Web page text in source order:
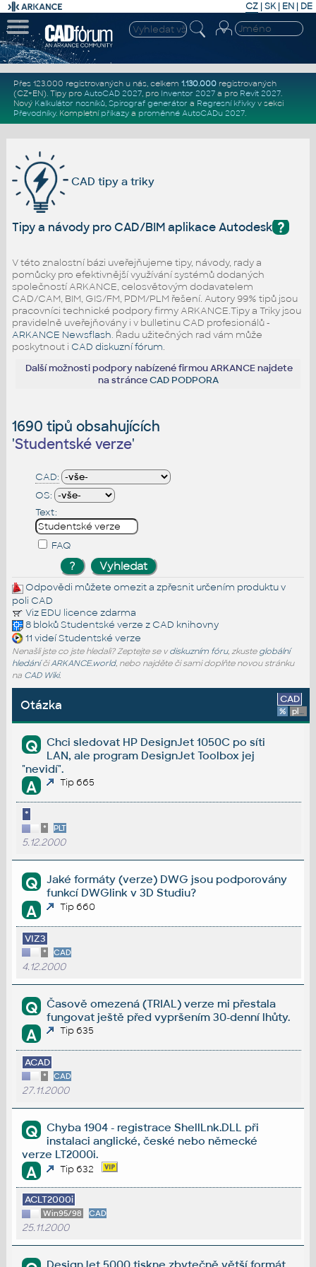
CZ | SK| EN | DE
Přes 123.000 registrovaných u nás, celkem 1.130.000registrovaných
(CZ+EN). Tipy pro AutoCAD 2027, pro Inventor 2027a pro Revit 2027.
Nový Kalkulátor nosníků, Spirograf generátor a Regresní křivkyv sekci
Převodníky. Kompletní příkazya proměnné AutoCADu 2027.
CAD tipy a triky
?
Tipy a návody pro CAD/BIM aplikace Autodesk
V této znalostní bázi uveřejňujeme tipy, návody, rady a
pomůcky pro efektivnější využívání systémů dodaných
společností ARKANCE, celosvětovým dodavatelem
CAD/CAM, BIM, GIS/FM, PDM/PLM řešení. Autory 99% tipů jsou
pracovníci technické podpory firmy ARKANCE.Tipy a Triky jsou
pravidelně uveřejňovány i v bulletinu CAD profesionálů -
ARKANCE Newsflash. Řadu užitečných rad vám může
poskytnout i CAD diskuzní fórum.
Další možnosti podpory nabízené firmou ARKANCE najdete
na stránceCAD PODPORA
1690 tipů obsahujících
'Studentské verze'
CAD:
OS:
Text:
FAQ
Odpovědi můžete omezit a zpřesnit určením produktu v
poli CAD
Viz EDU licence zdarma
8 blokůStudentské verze z CAD knihovny
11 videíStudentské verze
Nenašli jste co jste hledali? Zeptejte se v diskuzním fóru, zkuste globální
hledáníčiARKANCE.world, nebo najděte či sami doplňte novou stránku
na CAD Wiki.
Otázka CAD
% platforma
Q
Chci sledovat HP DesignJet 1050C po síti
LAN, ale program DesignJet Toolbox jej
"nevidí".
A Tip 665
*
* PLT
5.12.2000
Q
Jaké formáty (verze) DWG jsou podporovány
funkcí DWGlink v 3D Studiu?
A Tip 660
VIZ3
* CAD
4.12.2000
Q
Časově omezená (TRIAL) verze mi přestala
fungovat ještě před vypršením 30-denní lhůty.
A Tip 635
ACAD
* CAD
27.11.2000
Q
Chyba 1904 - registrace ShellLnk.DLL při
instalaci anglické, české nebo německé
verze LT2000i.
A Tip 632
ACLT2000i
Win95/98 CAD
25.11.2000